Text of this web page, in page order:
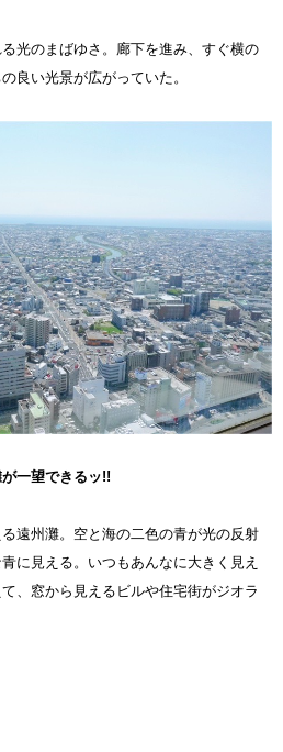
光のまばゆさ。廊下を進み、すぐ横の
良い光景が広がっていた。
が一望できるッ!!
遠州灘。空と海の二色の青が光の反射
に見える。いつもあんなに大きく見え
、窓から見えるビルや住宅街がジオラ